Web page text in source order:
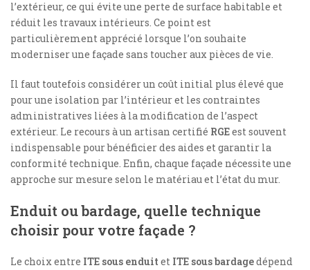
l’extérieur, ce qui évite une perte de surface habitable et
réduit les travaux intérieurs. Ce point est
particulièrement apprécié lorsque l’on souhaite
moderniser une façade sans toucher aux pièces de vie.
Il faut toutefois considérer un coût initial plus élevé que
pour une isolation par l’intérieur et les contraintes
administratives liées à la modification de l’aspect
extérieur. Le recours à un artisan certifié RGEest souvent
indispensable pour bénéficier des aides et garantir la
conformité technique. Enfin, chaque façade nécessite une
approche sur mesure selon le matériau et l’état du mur.
Enduit ou bardage, quelle technique
choisir pour votre façade ?
Le choix entre ITE sous enduit et ITE sous bardagedépend